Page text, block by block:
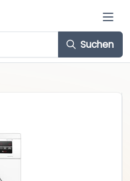
Suchen